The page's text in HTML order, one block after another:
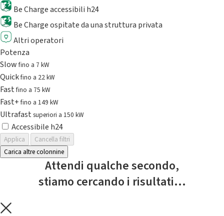
Be Charge accessibili h24
Be Charge ospitate da una struttura privata
Altri operatori
Potenza
Slowfino a 7 kW
Quickfino a 22 kW
Fastfino a 75 kW
Fast+fino a 149 kW
Ultrafast superiori a 150 kW
Accessibile h24
Applica
Cancella filtri
Carica altre colonnine
Attendi qualche secondo,
stiamo cercando i risultati...